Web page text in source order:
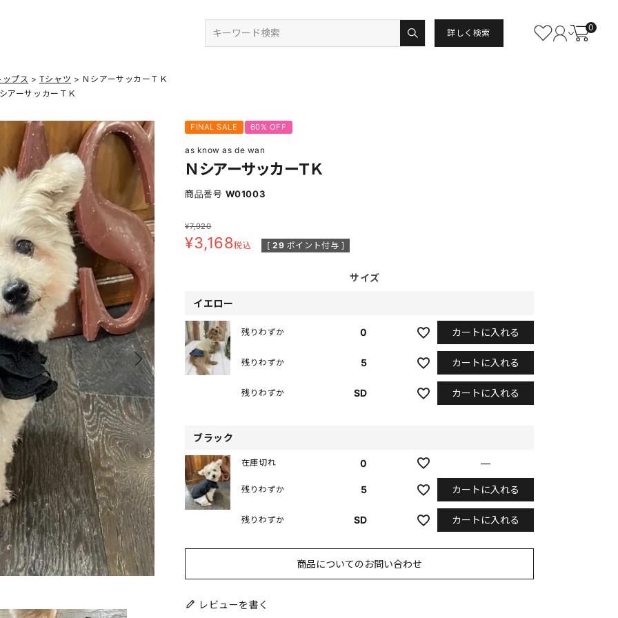
詳しく検索
0
ップス Tシャツ
ＮシアーサッカーＴＫ
アーサッカーＴＫ
FINAL SALE 60% OFF
as know as de wan
ＮシアーサッカーＴＫ
商品番号 W01003
¥7,920
¥3,168税込 [ 29 ポイント付与 ]
サイズ
イエロー
0
残りわずか カートに入れる
5
残りわずか カートに入れる
SD
残りわずか カートに入れる
ブラック
0
在庫切れ —
5
残りわずか カートに入れる
SD
残りわずか カートに入れる
商品についてのお問い合わせ
レビューを書く